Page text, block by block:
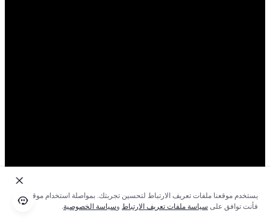
يستخدم موقعنا ملفات تعريف الارتباط لتحسين تجربتك. بمواصلة استخدام موقعنا؛
فأنت توافق على سياسة ملفات تعريف الارتباط وسياسة الخصوصية.